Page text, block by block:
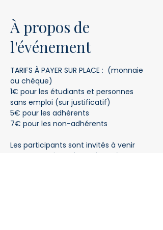
À propos de
l'événement
TARIFS À PAYER SUR PLACE :  (monnaie
ou chèque)
1€ pour les étudiants et personnes
sans emploi (sur justificatif)
5€ pour les adhérents
7€ pour les non-adhérents
Les participants sont invités à venir
avec un petit quelque chose à